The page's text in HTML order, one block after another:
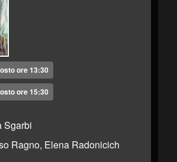
ore 13:30
ore 15:30
Sgarbi
Ragno, Elena Radonicich